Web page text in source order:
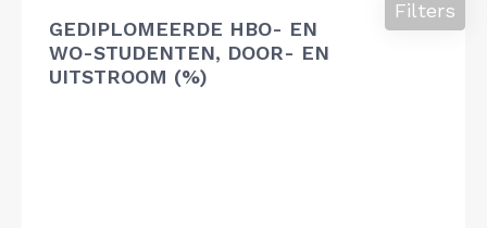
GEDIPLOMEERDE HBO- EN
WO-STUDENTEN, DOOR- EN
UITSTROOM (%)
Filters